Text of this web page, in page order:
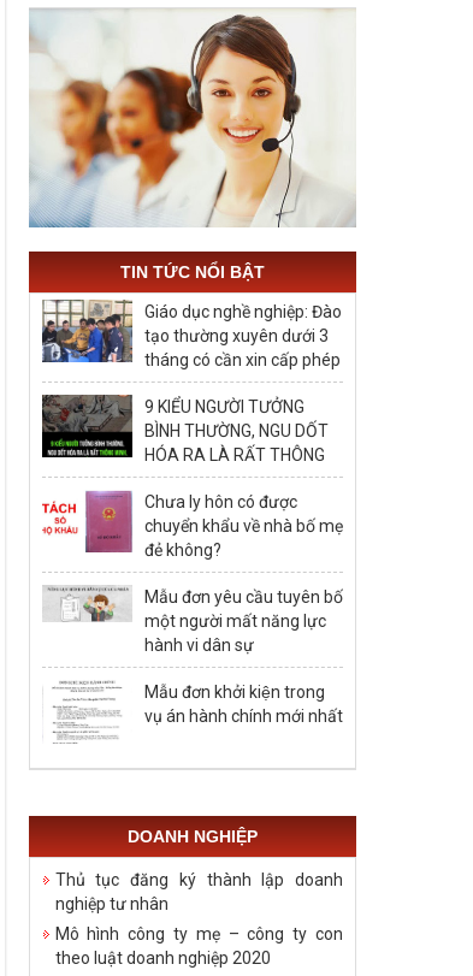
TIN TỨC NỔI BẬT
Giáo dục nghề nghiệp: Đào
tạo thường xuyên dưới 3
tháng có cần xin cấp phép
hay không?
9 KIỂU NGƯỜI TƯỞNG
BÌNH THƯỜNG, NGU DỐT
HÓA RA LÀ RẤT THÔNG
MINH, ĐÁNG ĐỂ HỌC TẬP
Chưa ly hôn có được
chuyển khẩu về nhà bố mẹ
đẻ không?
Mẫu đơn yêu cầu tuyên bố
một người mất năng lực
hành vi dân sự
Mẫu đơn khởi kiện trong
vụ án hành chính mới nhất
DOANH NGHIỆP
Thủ tục đăng ký thành lập doanh
nghiệp tư nhân
Mô hình công ty mẹ – công ty con
theo luật doanh nghiệp 2020